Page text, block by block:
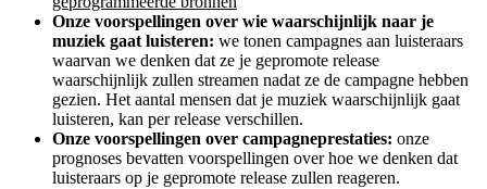
Onze voorspellingen over wie waarschijnlijk naar je
muziek gaat luisteren: we tonen campagnes aan luisteraars
waarvan we denken dat ze je gepromote release
waarschijnlijk zullen streamen nadat ze de campagne hebben
gezien. Het aantal mensen dat je muziek waarschijnlijk gaat
luisteren, kan per release verschillen.
Onze voorspellingen over campagneprestaties: onze
prognoses bevatten voorspellingen over hoe we denken dat
luisteraars op je gepromote release zullen reageren.